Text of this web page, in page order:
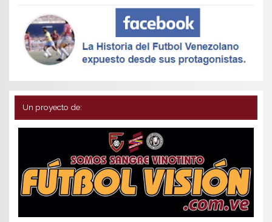
Un proyecto de: